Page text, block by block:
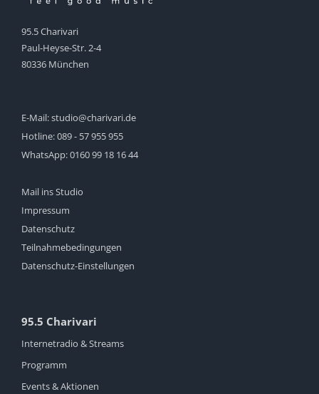
95.5 Charivari
Paul-Heyse-Str. 2-4
80336 München
E-Mail:studio@charivari.de
Hotline:089 - 57 955 955
WhatsApp:0160 99 18 16 44
Mail ins Studio
Impressum
Datenschutz
Teilnahmebedingungen
Datenschutz-Einstellungen
95.5 Charivari
Internetradio & Streams
Programm
Events & Aktionen